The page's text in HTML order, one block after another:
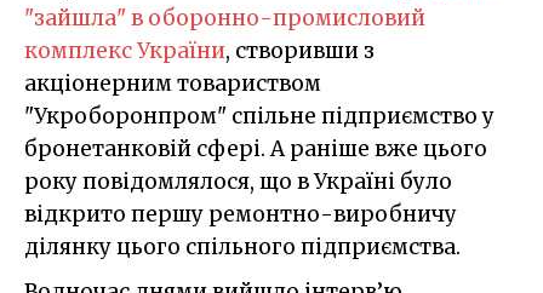
"зайшла" в оборонно-промисловий
комплекс України, створивши з
акціонерним товариством
"Укроборонпром" спільне підприємство у
бронетанковій сфері. А раніше вже цього
року повідомлялося, що в Україні було
відкрито першу ремонтно-виробничу
ділянку цього спільного підприємства.